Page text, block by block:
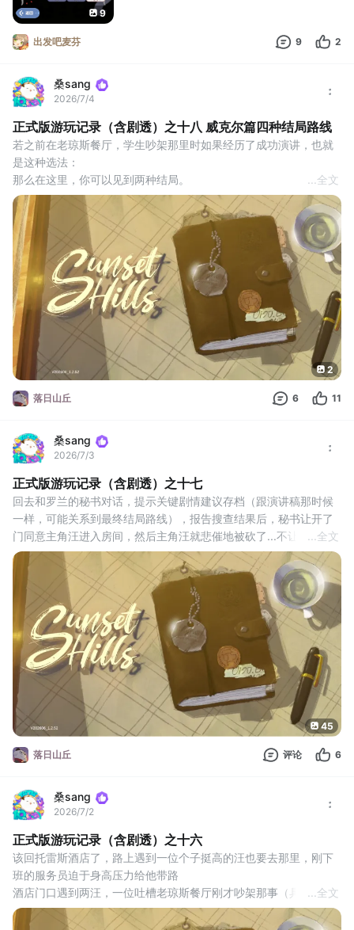
9
出发吧麦芬 9 2
桑sang
2026/7/4
正式版游玩记录（含剧透）之十八 威克尔篇四种结局路线
若之前在老琼斯餐厅，学生吵架那里时如果经历了成功演讲，也就
是这种选法：
那么在这里，你可以见到两种结局。
结局一（一帆风顺结局）：罗兰及时赶到竞选会场参与演讲
主角汪用两盒火柴把壁炉点上火后，成功引起了别汪注意
然后对着门用锤子，破门而出，就可以见到梅拉妮的哥哥过来接他
们，送罗兰到竞选会场参与竞选，之后主角汪和梅拉妮的哥哥聊了
起来，得知他想去当警察（剧情如有需要请自取）
竞选现场可以看到附近的人都
全文
2
落日山丘 6 11
桑sang
2026/7/3
正式版游玩记录（含剧透）之十七
回去和罗兰的秘书对话，提示关键剧情建议存档（跟演讲稿那时候
一样，可能关系到最终结局路线），报告搜查结果后，秘书让开了
门同意主角汪进入房间，然后主角汪就悲催地被砍了...不让进去肯
定她有鬼啊，这主角汪太善良了
（剧情如有需要请自取）
然后开始探索这黑漆漆的地方，首先看看那离的最近的东西是什么
是个电箱，说里面的电路都断了，但哪怕都断了也仍旧需要先关电
然后开始拼拼图
最后把左边那三个开关
...全文
45
落日山丘 评论 6
桑sang
2026/7/2
正式版游玩记录（含剧透）之十六
该回托雷斯酒店了，路上遇到一位个子挺高的汪也要去那里，刚下
班的服务员迫于身高压力给他带路
酒店门口遇到两汪，一位吐槽老琼斯餐厅刚才吵架那事（具体情况
如有需要请自取）
...全文